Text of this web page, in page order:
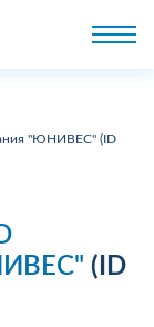
"ЮНИВЕС" (ID
(ID